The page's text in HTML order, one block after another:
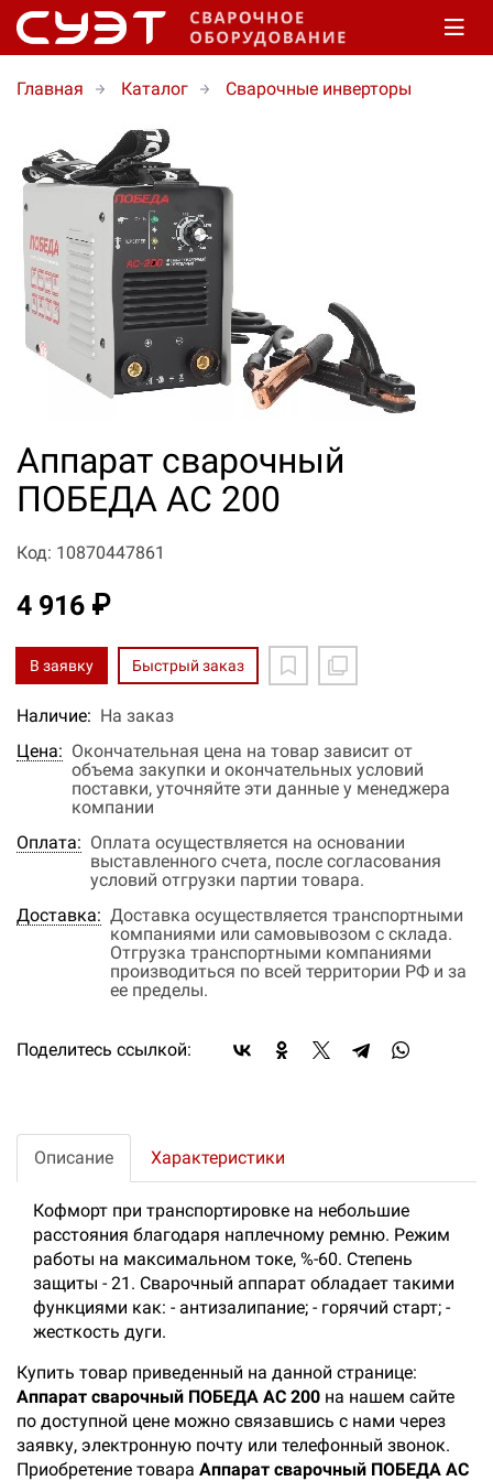
Главная Каталог Сварочные инверторы
Аппарат сварочный
ПОБЕДА АС 200
Код: 10870447861
4 916 ₽
В заявку Быстрый заказ
Наличие: На заказ
Цена: Окончательная цена на товар зависит от
объема закупки и окончательных условий
поставки, уточняйте эти данные у менеджера
компании
Оплата: Оплата осуществляется на основании
выставленного счета, после согласования
условий отгрузки партии товара.
Доставка: Доставка осуществляется транспортными
компаниями или самовывозом с склада.
Отгрузка транспортными компаниями
производиться по всей территории РФ и за
ее пределы.
Поделитесь ссылкой:
Описание Характеристики
Кофморт при транспортировке на небольшие
расстояния благодаря наплечному ремню. Режим
работы на максимальном токе, %-60. Степень
защиты - 21. Сварочный аппарат обладает такими
функциями как: - антизалипание; - горячий старт; -
жесткость дуги.
Купить товар приведенный на данной странице:
Аппарат сварочный ПОБЕДА АС 200 на нашем сайте
по доступной цене можно связавшись с нами через
заявку, электронную почту или телефонный звонок.
Приобретение товара Аппарат сварочный ПОБЕДА АС